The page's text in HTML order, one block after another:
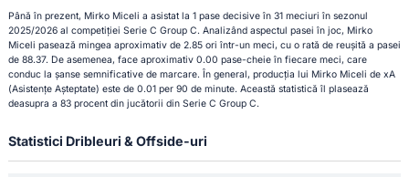
Până în prezent, Mirko Miceli a asistat la 1 pase decisive în 31 meciuri în sezonul
2025/2026 al competiției Serie C Group C. Analizând aspectul pasei în joc, Mirko
Miceli pasează mingea aproximativ de 2.85 ori într-un meci, cu o rată de reușită a pasei
de 88.37. De asemenea, face aproximativ 0.00 pase-cheie în fiecare meci, care
conduc la șanse semnificative de marcare. În general, producția lui Mirko Miceli de xA
(Asistențe Așteptate) este de 0.01 per 90 de minute. Această statistică îl plasează
deasupra a 83 procent din jucătorii din Serie C Group C.
Statistici Dribleuri & Offside-uri